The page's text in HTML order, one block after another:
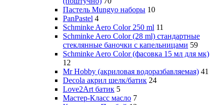
Пастель Mungyo наборы 10
PanPastel 4
Schminke Aero Color 250 ml 11
Schminke Aero Color (28 ml) стандартные
стеклянные баночки с капельницами 59
Schminke Aero Color (фасовка 15 мл для мк)
12
Mr Hobby (акриловая водоразбавляемая) 41
Decola акрил шелк/батик 24
Love2Art батик 5
Мастер-Класс масло 7